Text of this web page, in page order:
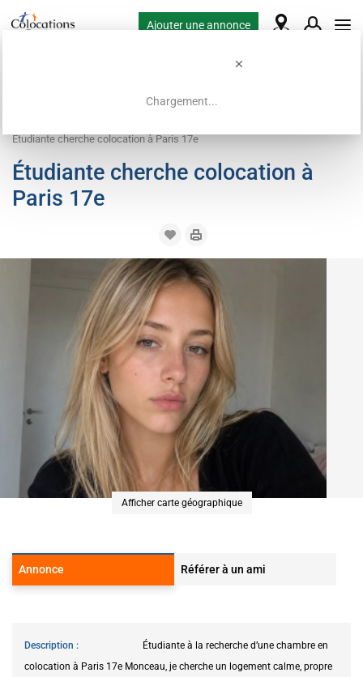
Chargement...
Ajouter une annonce
Étudiante cherche colocation à Paris 17e
Étudiante cherche colocation à
Paris 17e
Afficher carte géographique
Annonce Référer à un ami
Description
Étudiante à la recherche d’une chambre en
colocation à Paris 17e Monceau, je cherche un logement calme, propre